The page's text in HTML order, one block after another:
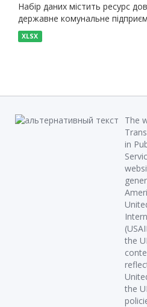
Набір даних містить ресурс
державне комунальне
XLSX
The
in
the
the